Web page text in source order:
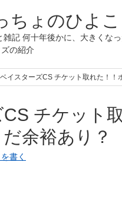
ちょのひよ
記 何十年後かに、大きくな
の紹介
イスターズCS チケット取れた！！
チケット
余裕あり？
書く